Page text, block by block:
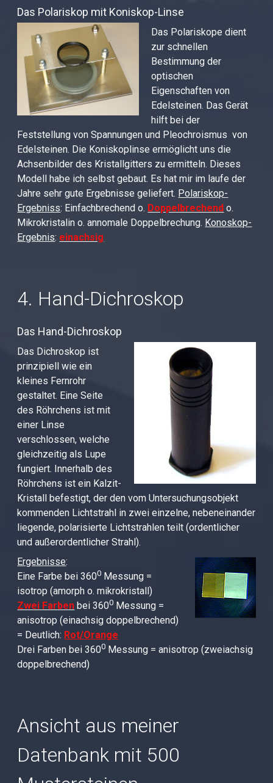
Das Polariskop mit Koniskop-Linse
Das Polariskope dient
zur schnellen
Bestimmung der
optischen
Eigenschaften von
Edelsteinen. Das Gerät
hilft bei der
Feststellung von Spannungen und Pleochroismus von
Edelsteinen. Die Koniskoplinse ermöglicht uns die
Achsenbilder des Kristallgitters zu ermitteln. Dieses
Modell habe ich selbst gebaut. Es hat mir im laufe der
Jahre sehr gute Ergebnisse geliefert. Polariskop-
Ergebniss: Einfachbrechend o. Doppelbrechend o.
Mikrokristalin o. annomale Doppelbrechung. Konoskop-
Ergebnis: einachsig
4. Hand-Dichroskop
Das Hand-Dichroskop
Das Dichroskop ist
prinzipiell wie ein
kleines Fernrohr
gestaltet. Eine Seite
des Röhrchens ist mit
einer Linse
verschlossen, welche
gleichzeitig als Lupe
fungiert. Innerhalb des
Röhrchens ist ein Kalzit-
Kristall befestigt, der den vom Untersuchungsobjekt
kommenden Lichtstrahl in zwei einzelne, nebeneinander
liegende, polarisierte Lichtstrahlen teilt (ordentlicher
und außerordentlicher Strahl).
Ergebnisse:
Eine Farbe bei 3600 Messung =
isotrop (amorph o. mikrokristall)
Zwei Farben bei 3600 Messung =
anisotrop (einachsig doppelbrechend)
= Deutlich: Rot/Orange
Drei Farben bei 3600 Messung = anisotrop (zweiachsig
doppelbrechend)
Ansicht aus meiner
Datenbank mit 500